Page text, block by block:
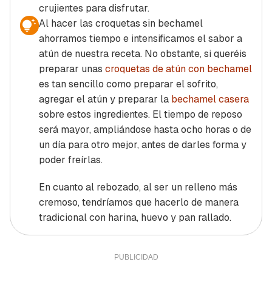
crujientes para disfrutar.
Al hacer las croquetas sin bechamel
ahorramos tiempo e intensificamos el sabor a
atún de nuestra receta. No obstante, si queréis
preparar unas croquetas de atún con bechamel
es tan sencillo como preparar el sofrito,
agregar el atún y preparar la bechamel casera
sobre estos ingredientes. El tiempo de reposo
será mayor, ampliándose hasta ocho horas o de
un día para otro mejor, antes de darles forma y
poder freírlas.
En cuanto al rebozado, al ser un relleno más
cremoso, tendríamos que hacerlo de manera
tradicional con harina, huevo y pan rallado.